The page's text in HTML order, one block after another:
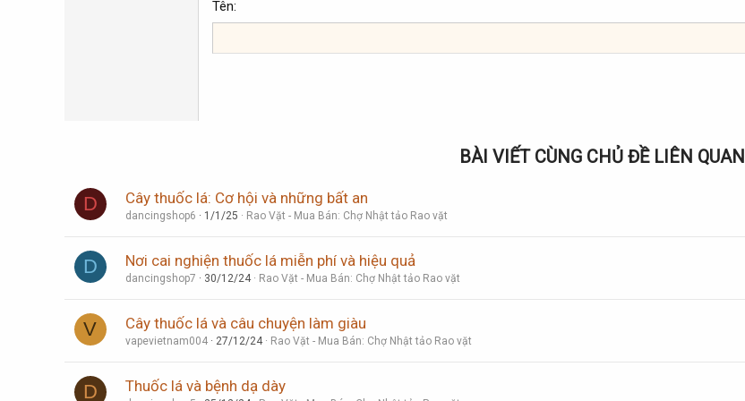
22
Tahoma
Times New Roman
Tên
BÀI VIẾT CÙNG CHỦ ĐỀ LIÊN QUAN
D Cây thuốc lá: Cơ hội và những bất an
dancingshop6 1/1/25 Rao Vặt - Mua Bán: Chợ Nhật tảo Rao vặt
D Nơi cai nghiện thuốc lá miễn phí và hiệu quả
dancingshop7 30/12/24 Rao Vặt - Mua Bán: Chợ Nhật tảo Rao vặt
V Cây thuốc lá và câu chuyện làm giàu
vapevietnam004 27/12/24 Rao Vặt - Mua Bán: Chợ Nhật tảo Rao vặt
D Thuốc lá và bệnh dạ dày